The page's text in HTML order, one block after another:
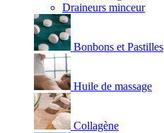
Draineurs minceur
Bonbons et Pastilles
Huile de massage
Collagène